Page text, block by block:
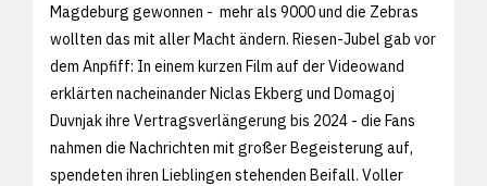
Magdeburg gewonnen - mehr als 9000 und die Zebras
wollten das mit aller Macht ändern. Riesen-Jubel gab vor
dem Anpfiff: In einem kurzen Film auf der Videowand
erklärten nacheinander Niclas Ekberg und Domagoj
Duvnjak ihre Vertragsverlängerung bis 2024 - die Fans
nahmen die Nachrichten mit großer Begeisterung auf,
spendeten ihren Lieblingen stehenden Beifall. Voller